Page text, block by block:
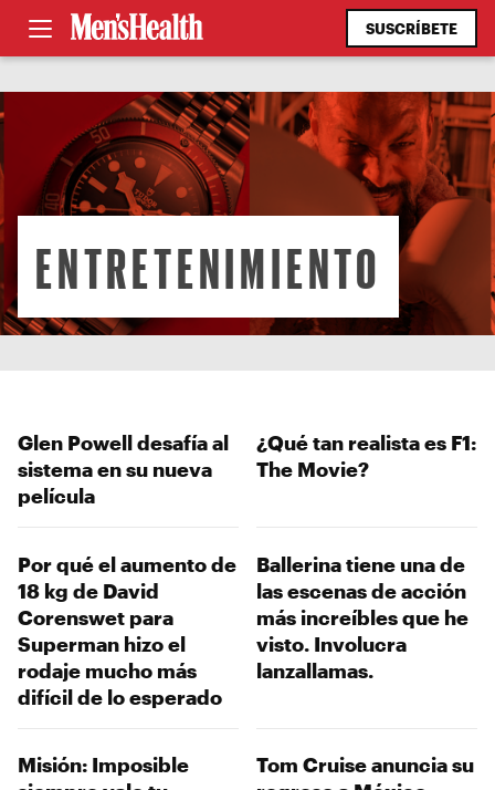
SUSCRÍBETE
ENTRETENIMIENTO
Glen Powell desafía al
sistema en su nueva
película
¿Qué tan realista es F1:
The Movie?
Por qué el aumento de
18 kg de David
Corenswet para
Superman hizo el
rodaje mucho más
difícil de lo esperado
Ballerina tiene una de
las escenas de acción
más increíbles que he
visto. Involucra
lanzallamas.
Misión: Imposible
Tom Cruise anuncia su